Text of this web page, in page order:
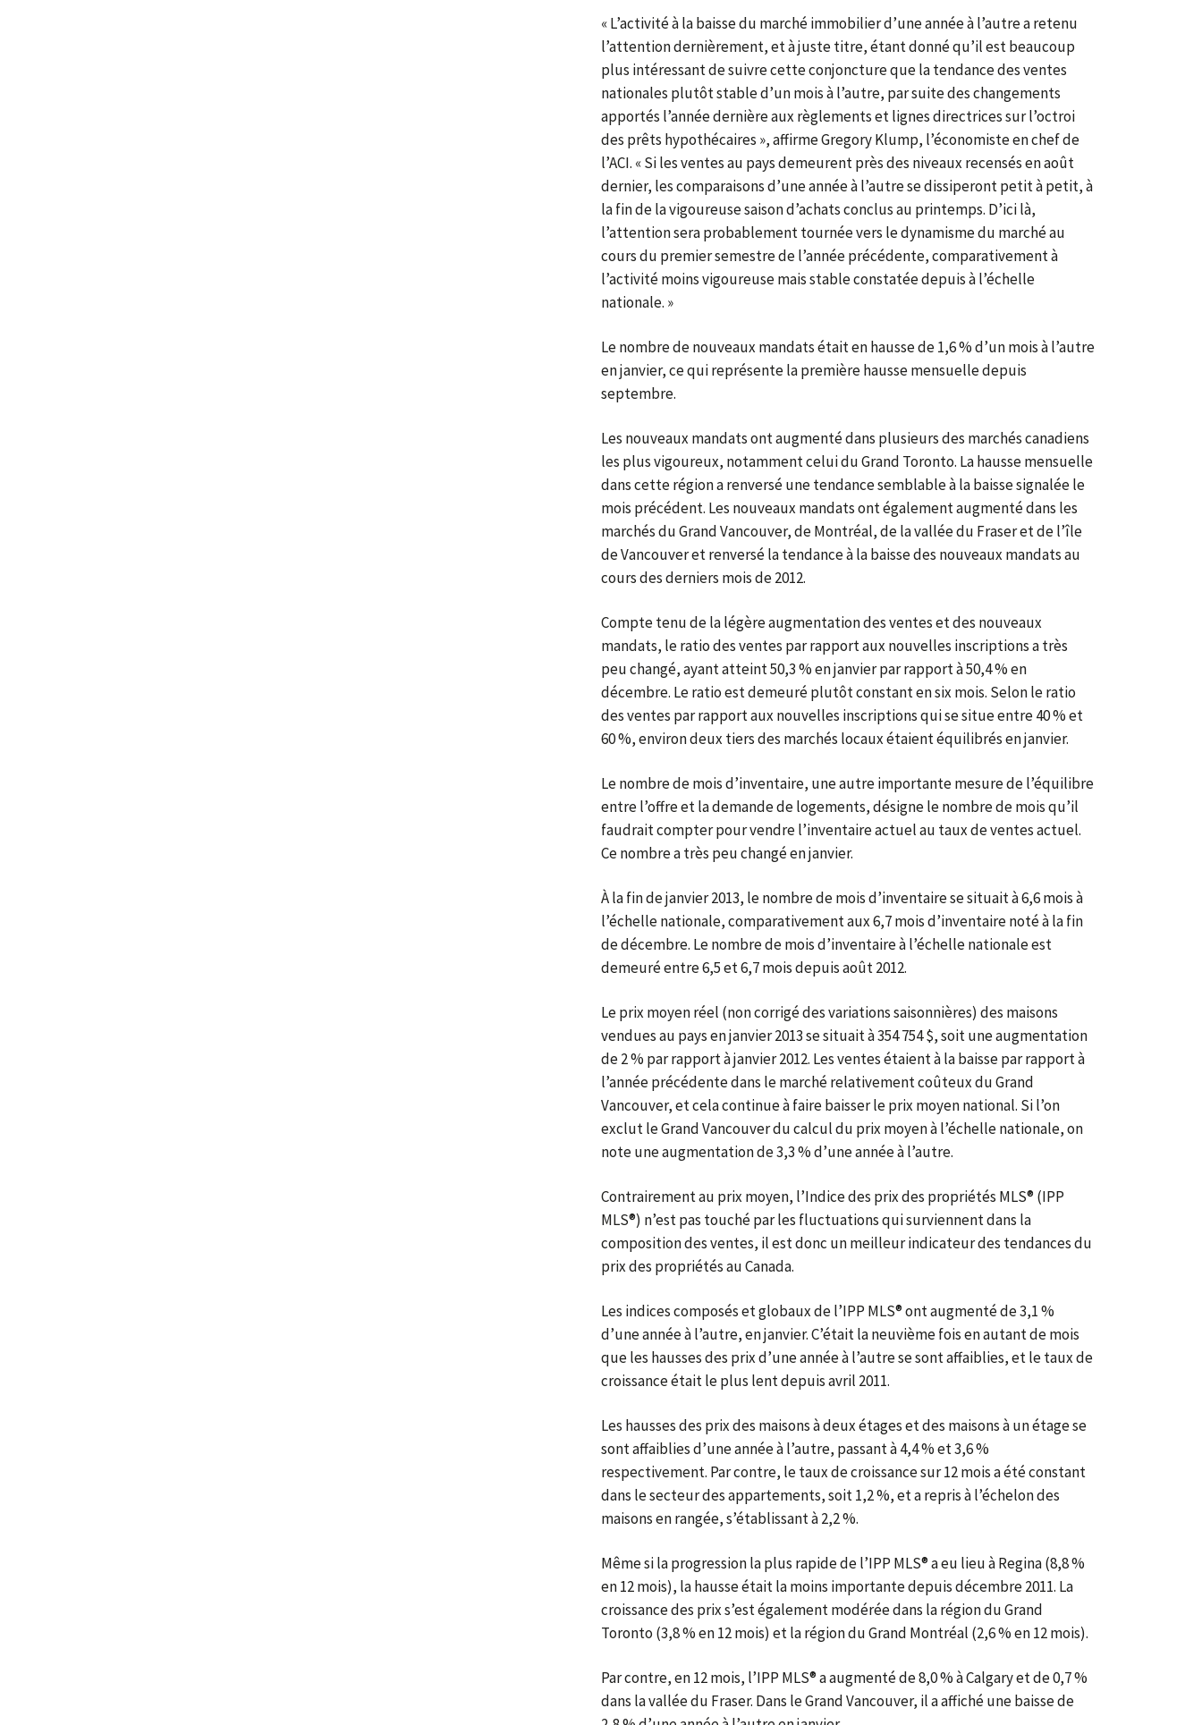
« L’activité à la baisse du marché immobilier d’une année à l’autre a retenu
l’attention dernièrement, et à juste titre, étant donné qu’il est beaucoup
plus intéressant de suivre cette conjoncture que la tendance des ventes
nationales plutôt stable d’un mois à l’autre, par suite des changements
apportés l’année dernière aux règlements et lignes directrices sur l’octroi
des prêts hypothécaires », affirme Gregory Klump, l’économiste en chef de
l’ACI. « Si les ventes au pays demeurent près des niveaux recensés en août
dernier, les comparaisons d’une année à l’autre se dissiperont petit à petit, à
la fin de la vigoureuse saison d’achats conclus au printemps. D’ici là,
l’attention sera probablement tournée vers le dynamisme du marché au
cours du premier semestre de l’année précédente, comparativement à
l’activité moins vigoureuse mais stable constatée depuis à l’échelle
nationale. »
Le nombre de nouveaux mandats était en hausse de 1,6 % d’un mois à l’autre
en janvier, ce qui représente la première hausse mensuelle depuis
septembre.
Les nouveaux mandats ont augmenté dans plusieurs des marchés canadiens
les plus vigoureux, notamment celui du Grand Toronto. La hausse mensuelle
dans cette région a renversé une tendance semblable à la baisse signalée le
mois précédent. Les nouveaux mandats ont également augmenté dans les
marchés du Grand Vancouver, de Montréal, de la vallée du Fraser et de l’île
de Vancouver et renversé la tendance à la baisse des nouveaux mandats au
cours des derniers mois de 2012.
Compte tenu de la légère augmentation des ventes et des nouveaux
mandats, le ratio des ventes par rapport aux nouvelles inscriptions a très
peu changé, ayant atteint 50,3 % en janvier par rapport à 50,4 % en
décembre. Le ratio est demeuré plutôt constant en six mois. Selon le ratio
des ventes par rapport aux nouvelles inscriptions qui se situe entre 40 % et
60 %, environ deux tiers des marchés locaux étaient équilibrés en janvier.
Le nombre de mois d’inventaire, une autre importante mesure de l’équilibre
entre l’offre et la demande de logements, désigne le nombre de mois qu’il
faudrait compter pour vendre l’inventaire actuel au taux de ventes actuel.
Ce nombre a très peu changé en janvier.
À la fin de janvier 2013, le nombre de mois d’inventaire se situait à 6,6 mois à
l’échelle nationale, comparativement aux 6,7 mois d’inventaire noté à la fin
de décembre. Le nombre de mois d’inventaire à l’échelle nationale est
demeuré entre 6,5 et 6,7 mois depuis août 2012.
Le prix moyen réel (non corrigé des variations saisonnières) des maisons
vendues au pays en janvier 2013 se situait à 354 754 $, soit une augmentation
de 2 % par rapport à janvier 2012. Les ventes étaient à la baisse par rapport à
l’année précédente dans le marché relativement coûteux du Grand
Vancouver, et cela continue à faire baisser le prix moyen national. Si l’on
exclut le Grand Vancouver du calcul du prix moyen à l’échelle nationale, on
note une augmentation de 3,3 % d’une année à l’autre.
Contrairement au prix moyen, l’Indice des prix des propriétés MLS® (IPP
MLS®) n’est pas touché par les fluctuations qui surviennent dans la
composition des ventes, il est donc un meilleur indicateur des tendances du
prix des propriétés au Canada.
Les indices composés et globaux de l’IPP MLS® ont augmenté de 3,1 %
d’une année à l’autre, en janvier. C’était la neuvième fois en autant de mois
que les hausses des prix d’une année à l’autre se sont affaiblies, et le taux de
croissance était le plus lent depuis avril 2011.
Les hausses des prix des maisons à deux étages et des maisons à un étage se
sont affaiblies d’une année à l’autre, passant à 4,4 % et 3,6 %
respectivement. Par contre, le taux de croissance sur 12 mois a été constant
dans le secteur des appartements, soit 1,2 %, et a repris à l’échelon des
maisons en rangée, s’établissant à 2,2 %.
Même si la progression la plus rapide de l’IPP MLS® a eu lieu à Regina (8,8 %
en 12 mois), la hausse était la moins importante depuis décembre 2011. La
croissance des prix s’est également modérée dans la région du Grand
Toronto (3,8 % en 12 mois) et la région du Grand Montréal (2,6 % en 12 mois).
Par contre, en 12 mois, l’IPP MLS® a augmenté de 8,0 % à Calgary et de 0,7 %
dans la vallée du Fraser. Dans le Grand Vancouver, il a affiché une baisse de